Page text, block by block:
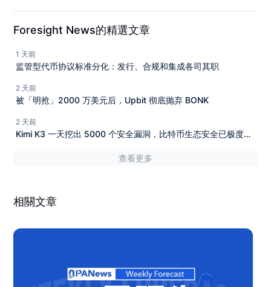
Foresight News的精選文章
1 天前
监管型代币协议标准分化：发行、合规和集成各司其职
2 天前
被「明抢」2000 万美元后，Upbit 彻底抛弃 BONK
2 天前
Kimi K3 一天挖出 5000 个安全漏洞，比特币生态安全已极度危
查看更多
相關文章